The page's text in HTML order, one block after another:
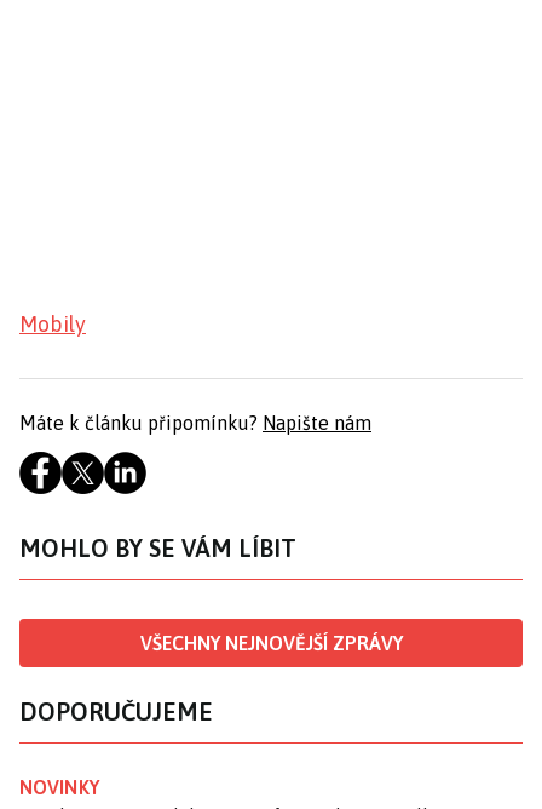
Mobily
Máte k článku připomínku? Napište nám
MOHLO BY SE VÁM LÍBIT
VŠECHNY NEJNOVĚJŠÍ ZPRÁVY
DOPORUČUJEME
NOVINKY